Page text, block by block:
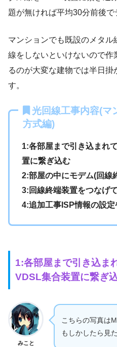
題が無ければ平均30分前後
マンションでも既設のメタ
線をしないといけないので作
るのが大変な建物では半日掛
す。
光回線工事内容(マ
方式編)
1:各部屋まで引き込まれ
置に繋ぎ込む
2:部屋の中にモデム(回線
3:回線終端装置をつなげ
4:追加工事ISP情報の設
1:各部屋まで引き込ま
VDSL集合装置に繋ぎ
みこと
こちらの写真は
もしかしたら見